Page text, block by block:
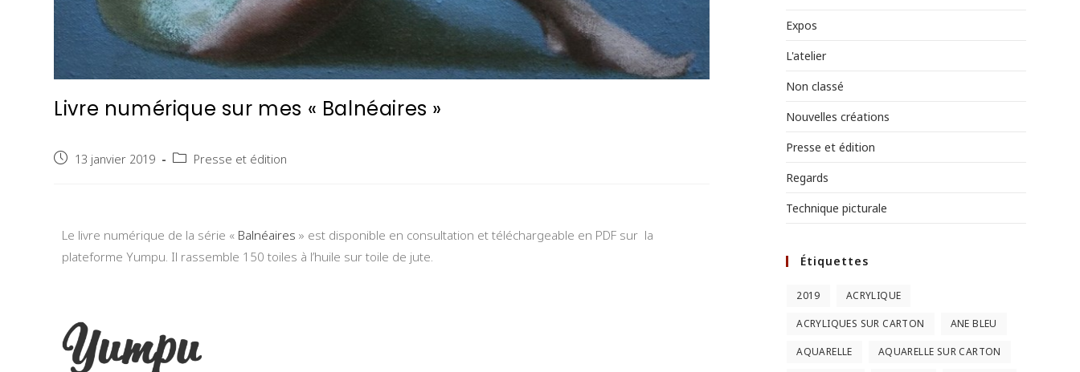
Livre numérique sur mes « Balnéaires »
13 janvier 2019 Presse et édition
Le livre numérique de la série « Balnéaires » est disponible en consultation et téléchargeable en PDF sur la
plateforme Yumpu. Il rassemble 150 toiles à l’huile sur toile de jute.
Expos
L'atelier
Non classé
Nouvelles créations
Presse et édition
Regards
Technique picturale
Étiquettes
2019 ACRYLIQUE
ACRYLIQUES SUR CARTON ANE BLEU
AQUARELLE AQUARELLE SUR CARTON